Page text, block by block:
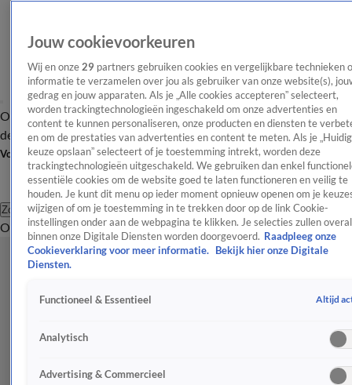
OverzichtAfleveringen Entertainment TV Algemeen
Tip
de redactieNieuwsbrief
Volg Shownieuws
Zoeken
OverzichtEntertainmentSpraakmakendRealityCrimeVideo's
Jouw cookievoorkeuren
Wij en onze 29 partners gebruiken cookies en vergelijkbare technieken
informatie te verzamelen over jou als gebruiker van onze website(s),
gedrag en jouw apparaten. Als je „Alle cookies accepteren” selecteert,
worden trackingtechnologieën ingeschakeld om onze advertenties en
content te kunnen personaliseren, onze producten en diensten te
en om de prestaties van advertenties en content te meten. Als je
keuze opslaan” selecteert of je toestemming intrekt, worden deze
trackingtechnologieën uitgeschakeld. We gebruiken dan enkel
essentiële cookies om de website goed te laten functioneren en veilig te
houden. Je kunt dit menu op ieder moment opnieuw openen om je
wijzigen of om je toestemming in te trekken door op de link Cookie-
instellingen onder aan de webpagina te klikken. Je selecties zullen overal
binnen onze Digitale Diensten worden doorgevoerd. Raadpleeg onze
Cookieverklaring voor meer informatie.
Bekijk hier onze Digitale
Diensten.
Functioneel & Essentieel Altijd
Analytisch
Advertising & Commercieel